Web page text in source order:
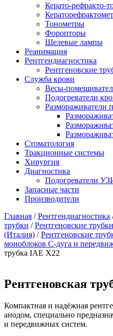
Керато-рефракто-
Тонометры
Форопторы
Щелевые лампы
Реанимация
Рентгендиагностика
Рентгеновские
Служба крови
Весы-
Подогреватели
Размораживатели
Стоматология
Тракционные системы
Хирургия
Диагностика
Подогреватели
Запасные части
Производители
Главная /Рентгендиагностика
трубки /Рентгеновские
(Италия) /Рентгеновские
моноблоков С-дуга и
трубка IAE X22
Рентгеновская
Компактная и надёжная
анодом, специально
и передвижных систем.